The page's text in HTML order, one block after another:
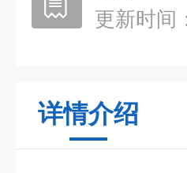
更新时间
详情介绍